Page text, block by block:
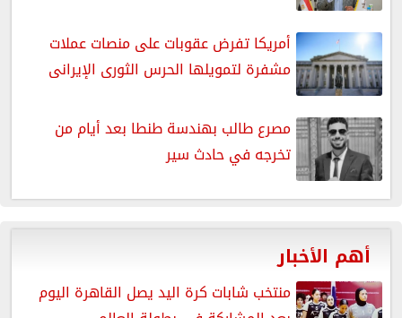
أمريكا تفرض عقوبات على منصات عملات
مشفرة لتمويلها الحرس الثورى الإيرانى
مصرع طالب بهندسة طنطا بعد أيام من
تخرجه في حادث سير
أهم الأخبار
منتخب شابات كرة اليد يصل القاهرة اليوم